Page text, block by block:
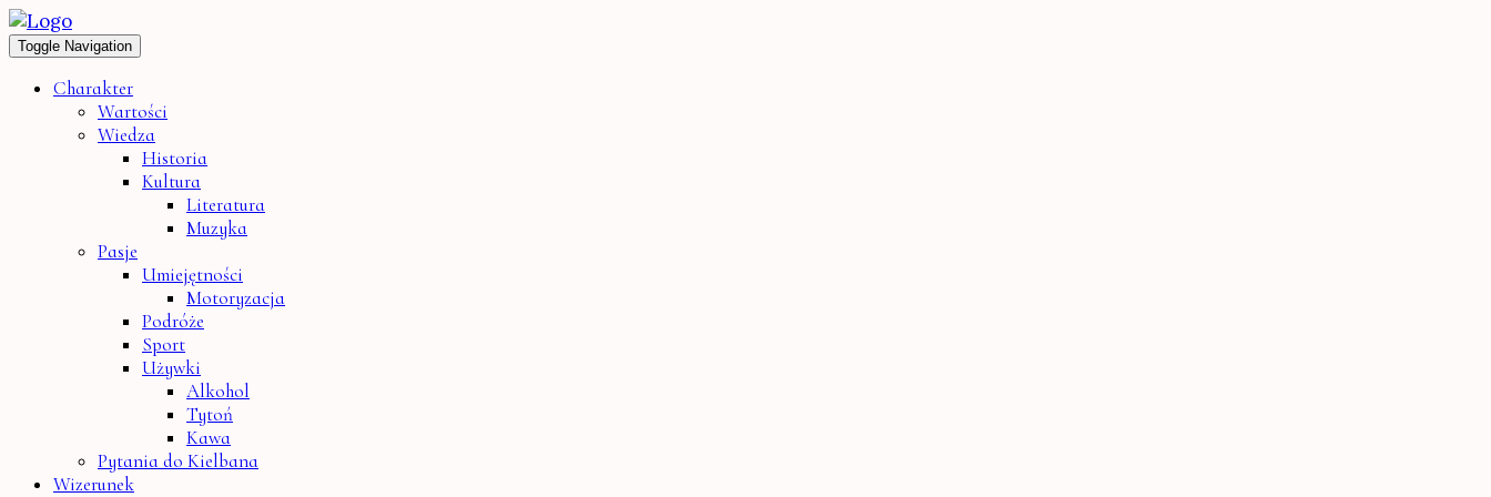
Toggle Navigation
Charakter
Wartości
Wiedza
Historia
Kultura
Literatura
Muzyka
Pasje
Umiejętności
Motoryzacja
Podróże
Sport
Używki
Alkohol
Tytoń
Kawa
Pytania do Kielbana
Wizerunek